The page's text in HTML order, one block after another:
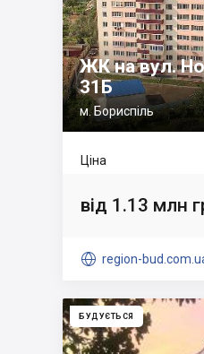
ЖК на вул.
31Б
м. Бориспіль
Ціна
від 1.13 млн
 region-
БУДУЄТЬСЯ